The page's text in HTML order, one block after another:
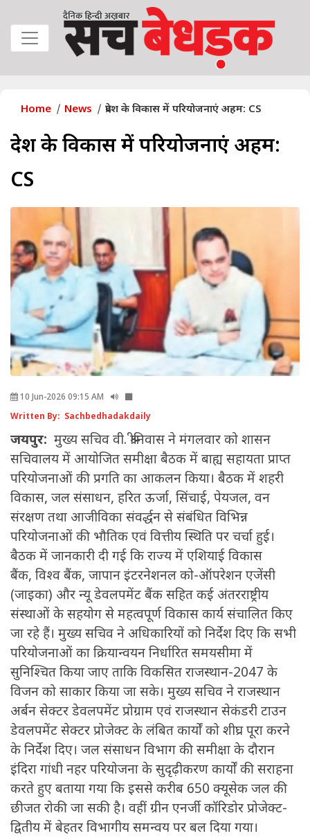
Home News प्रदेश के विकास में परियोजनाएं अहम: CS
प्रदेश के विकास में परियोजनाएं अहम:
CS
10 Jun-2026 09:15 AM
Written By: Sachbedhadakdaily
जयपुर: मुख्य सचिव वी. श्रीनिवास ने मंगलवार को शासन
सचिवालय में आयोजित समीक्षा बैठक में बाह्य सहायता प्राप्त
परियोजनाओं की प्रगति का आकलन किया। बैठक में शहरी
विकास, जल संसाधन, हरित ऊर्जा, सिंचाई, पेयजल, वन
संरक्षण तथा आजीविका संवर्द्धन से संबंधित विभिन्न
परियोजनाओं की भौतिक एवं वित्तीय स्थिति पर चर्चा हुई।
बैठक में जानकारी दी गई कि राज्य में एशियाई विकास
बैंक, विश्व बैंक, जापान इंटरनेशनल को-ऑपरेशन एजेंसी
(जाइका) और न्यू डेवलपमेंट बैंक सहित कई अंतरराष्ट्रीय
संस्थाओं के सहयोग से महत्वपूर्ण विकास कार्य संचालित किए
जा रहे हैं। मुख्य सचिव ने अधिकारियों को निर्देश दिए कि सभी
परियोजनाओं का क्रियान्वयन निर्धारित समयसीमा में
सुनिश्चित किया जाए ताकि विकसित राजस्थान-2047 के
विजन को साकार किया जा सके। मुख्य सचिव ने राजस्थान
अर्बन सेक्टर डेवलपमेंट प्रोग्राम एवं राजस्थान सेकंडरी टाउन
डेवलपमेंट सेक्टर प्रोजेक्ट के लंबित कार्यों को शीघ्र पूरा करने
के निर्देश दिए। जल संसाधन विभाग की समीक्षा के दौरान
इंदिरा गांधी नहर परियोजना के सुदृढ़ीकरण कार्यों की सराहना
करते हुए बताया गया कि इससे करीब 650 क्यूसेक जल की
छीजत रोकी जा सकी है। वहीं ग्रीन एनर्जी कॉरिडोर प्रोजेक्ट-
द्वितीय में बेहतर विभागीय समन्वय पर बल दिया गया।